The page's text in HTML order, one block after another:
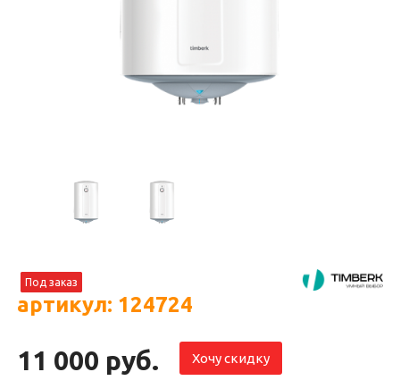
Под заказ
артикул: 124724
11 000 руб. Хочу скидку